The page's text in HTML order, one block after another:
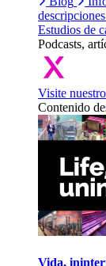
Estudios de
Podcasts,
Visite
Contenido
Vida,